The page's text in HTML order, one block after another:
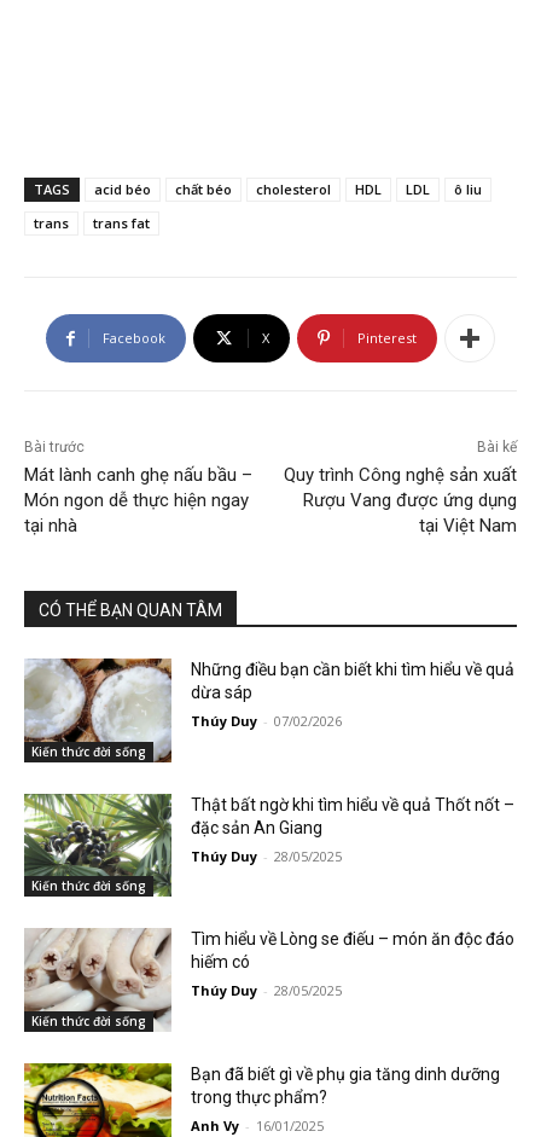
TAGS acid béo chất béo cholesterol HDL LDL
ô liu
trans
trans fat
Facebook X Pinterest
Bài trước
Mát lành canh ghẹ nấu bầu –
Món ngon dễ thực hiện ngay
tại nhà
Bài kế
Quy trình Công nghệ sản xuất
Rượu Vang được ứng dụng
tại Việt Nam
CÓ THỂ BẠN QUAN TÂM
Kiến thức đời sống
Những điều bạn cần biết khi tìm hiểu về quả
dừa sáp
Thúy Duy - 07/02/2026
Kiến thức đời sống
Thật bất ngờ khi tìm hiểu về quả Thốt nốt –
đặc sản An Giang
Thúy Duy - 28/05/2025
Kiến thức đời sống
Tìm hiểu về Lòng se điếu – món ăn độc đáo
hiếm có
Thúy Duy - 28/05/2025
Bạn đã biết gì về phụ gia tăng dinh dưỡng
trong thực phẩm?
Anh Vy - 16/01/2025